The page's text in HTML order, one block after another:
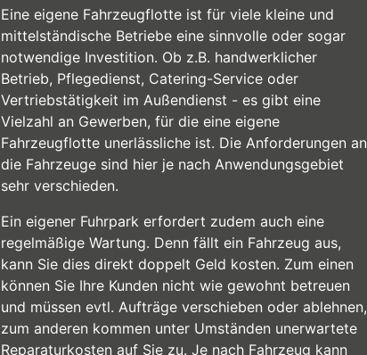
Eine eigene Fahrzeugflotte ist für viele kleine und
mittelständische Betriebe eine sinnvolle oder sogar
notwendige Investition. Ob z.B. handwerklicher
Betrieb, Pflegedienst, Catering-Service oder
Vertriebstätigkeit im Außendienst - es gibt eine
Vielzahl an Gewerben, für die eine eigene
Fahrzeugflotte unerlässliche ist. Die Anforderungen an
die Fahrzeuge sind hier je nach Anwendungsgebiet
sehr verschieden.
Ein eigener Fuhrpark erfordert zudem auch eine
regelmäßige Wartung. Denn fällt ein Fahrzeug aus,
kann Sie dies direkt doppelt Geld kosten. Zum einen
können Sie Ihre Kunden nicht wie gewohnt betreuen
und müssen evtl. Aufträge verschieben oder ablehnen,
zum anderen kommen unter Umständen unerwartete
Reparaturkosten auf Sie zu. Je nach Fahrzeug kann